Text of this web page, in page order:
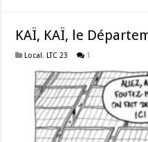
KAÏ, KAÏ, le
Local,LTC 23 1